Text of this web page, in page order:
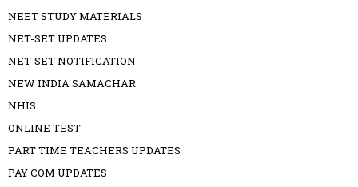
NEET STUDY MATERIALS
NET-SET UPDATES
NET-SET NOTIFICATION
NEW INDIA SAMACHAR
NHIS
ONLINE TEST
PART TIME TEACHERS UPDATES
PAY COM UPDATES